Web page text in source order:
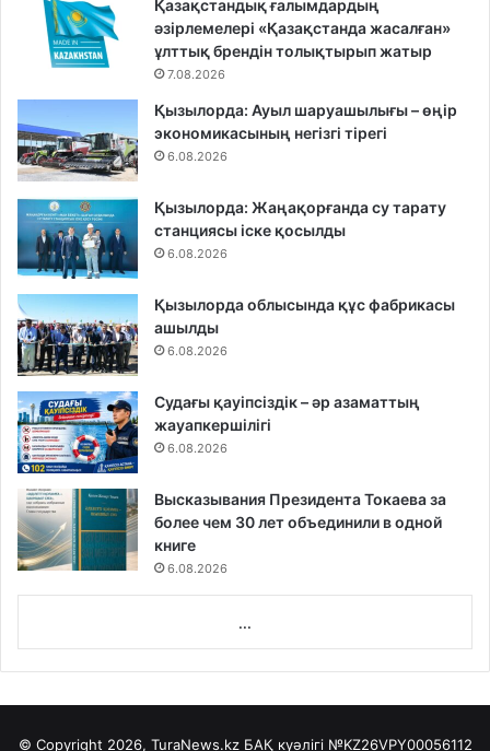
Қазақстандық ғалымдардың
әзірлемелері «Қазақстанда жасалған»
ұлттық брендін толықтырып жатыр
7.08.2026
Қызылорда: Ауыл шаруашылығы – өңір
экономикасының негізгі тірегі
6.08.2026
Қызылорда: Жаңақорғанда су тарату
станциясы іске қосылды
6.08.2026
Қызылорда облысында құс фабрикасы
ашылды
6.08.2026
Судағы қауіпсіздік – әр азаматтың
жауапкершілігі
6.08.2026
Высказывания Президента Токаева за
более чем 30 лет объединили в одной
книге
6.08.2026
...
© Copyright 2026, TuraNews.kz БАҚ куәлігі №KZ26VPY00056112